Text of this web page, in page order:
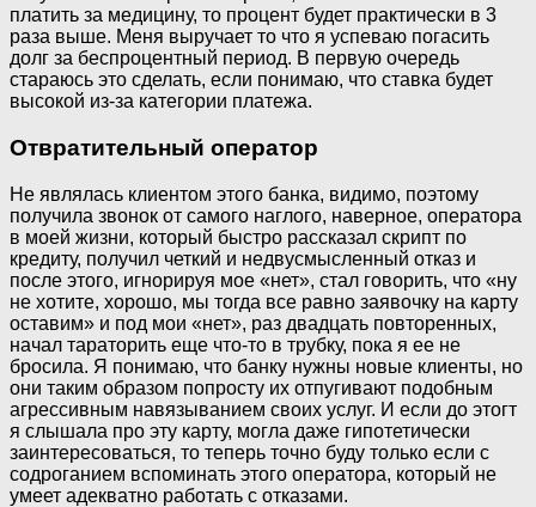
платить за медицину, то процент будет практически в 3
раза выше. Меня выручает то что я успеваю погасить
долг за беспроцентный период. В первую очередь
стараюсь это сделать, если понимаю, что ставка будет
высокой из-за категории платежа.
Отвратительный оператор
Не являлась клиентом этого банка, видимо, поэтому
получила звонок от самого наглого, наверное, оператора
в моей жизни, который быстро рассказал скрипт по
кредиту, получил четкий и недвусмысленный отказ и
после этого, игнорируя мое «нет», стал говорить, что «ну
не хотите, хорошо, мы тогда все равно заявочку на карту
оставим» и под мои «нет», раз двадцать повторенных,
начал тараторить еще что-то в трубку, пока я ее не
бросила. Я понимаю, что банку нужны новые клиенты, но
они таким образом попросту их отпугивают подобным
агрессивным навязыванием своих услуг. И если до этогт
я слышала про эту карту, могла даже гипотетически
заинтересоваться, то теперь точно буду только если с
содроганием вспоминать этого оператора, который не
умеет адекватно работать с отказами.